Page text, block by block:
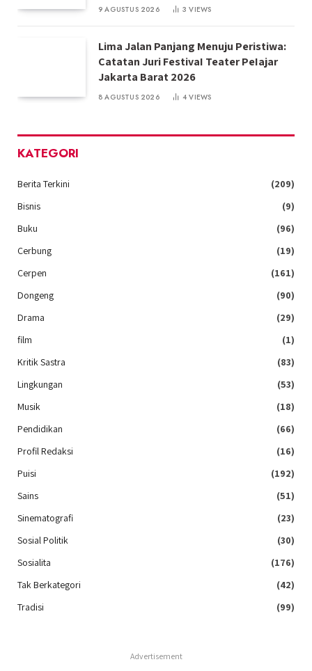
9 AGUSTUS 2026 3VIEWS
Lima Jalan Panjang Menuju Peristiwa:
Catatan Juri FestivaI Teater PeIajar
Jakarta Barat 2026
8 AGUSTUS 2026 4VIEWS
KATEGORI
Berita Terkini
(209)
Bisnis
(9)
Buku
(96)
Cerbung
(19)
Cerpen
(161)
Dongeng
(90)
Drama
(29)
film
(1)
Kritik Sastra
(83)
Lingkungan
(53)
Musik
(18)
Pendidikan
(66)
Profil Redaksi
(16)
Puisi
(192)
Sains
(51)
Sinematografi
(23)
Sosial Politik
(30)
Sosialita
(176)
Tak Berkategori
(42)
Tradisi
(99)
Advertisement